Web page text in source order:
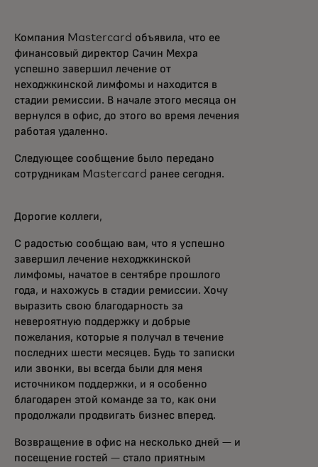
Компания Mastercard объявила, что ее
финансовый директор Сачин Мехра
успешно завершил лечение от
неходжкинской лимфомы и находится в
стадии ремиссии. В начале этого месяца он
вернулся в офис, до этого во время лечения
работая удаленно.
Следующее сообщение было передано
сотрудникам Mastercard ранее сегодня.
Дорогие коллеги,
С радостью сообщаю вам, что я успешно
завершил лечение неходжкинской
лимфомы, начатое в сентябре прошлого
года, и нахожусь в стадии ремиссии. Хочу
выразить свою благодарность за
невероятную поддержку и добрые
пожелания, которые я получал в течение
последних шести месяцев. Будь то записки
или звонки, вы всегда были для меня
источником поддержки, и я особенно
благодарен этой команде за то, как они
продолжали продвигать бизнес вперед.
Возвращение в офис на несколько дней — и
посещение гостей — стало приятным